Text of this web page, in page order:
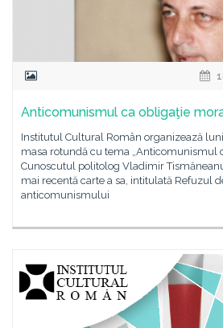
Anticomunismul ca obligaţie
Institutul Cultural Român organizează
masa rotundă cu tema „Anticomunismul
Cunoscutul politolog Vladimir
mai recentă carte a sa, intitulată Refuzul
anticomunismului